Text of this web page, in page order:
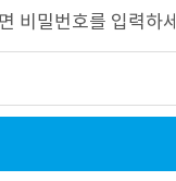
비밀번호를 입력하